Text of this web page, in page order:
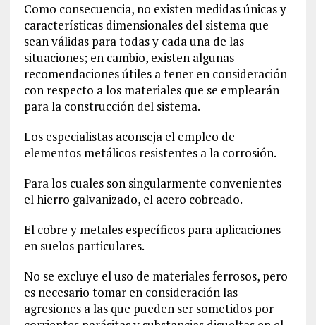
Como consecuencia, no existen medidas únicas y
características dimensionales del sistema que
sean válidas para todas y cada una de las
situaciones; en cambio, existen algunas
recomendaciones útiles a tener en consideración
con respecto a los materiales que se emplearán
para la construcción del sistema.
Los especialistas aconseja el empleo de
elementos metálicos resistentes a la corrosión.
Para los cuales son singularmente convenientes
el hierro galvanizado, el acero cobreado.
El cobre y metales específicos para aplicaciones
en suelos particulares.
No se excluye el uso de materiales ferrosos, pero
es necesario tomar en consideración las
agresiones a las que pueden ser sometidos por